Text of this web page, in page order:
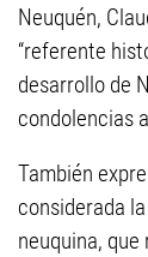
Neuquén,
“referente
desarrollo de
condolencias
También
considerada
neuquina,